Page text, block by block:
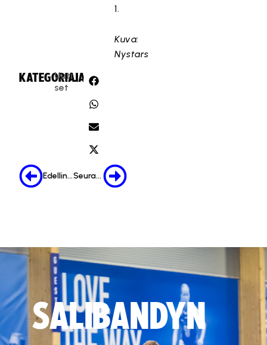
1.
Kuva:
Nystars
KATEGORIA:
Uuti
set
JAA:
Edellinen Seuraava
SALIBANDYN